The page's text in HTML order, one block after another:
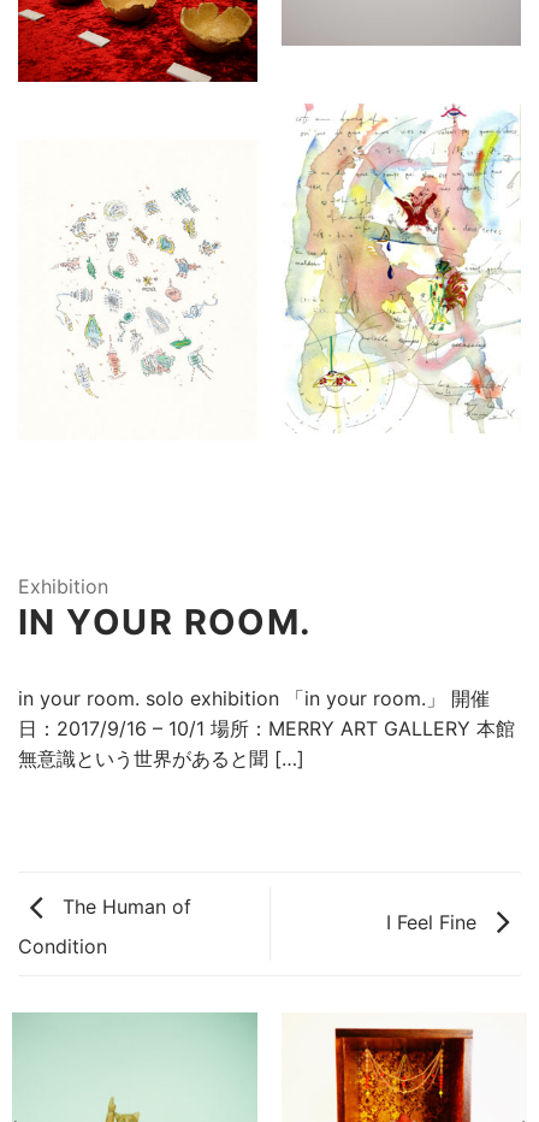
Exhibition
IN YOUR ROOM.
in your room. solo exhibition 「in your room.」 開催
日：2017/9/16 – 10/1 場所：MERRY ART GALLERY 本館
無意識という世界があると聞 […]
The Human of
Condition
I Feel Fine